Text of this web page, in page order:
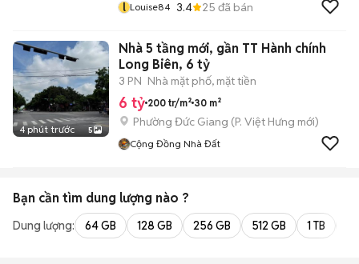
l Louise84 3.4 25 đã bán
4 phút trước 5
Nhà 5 tầng mới, gần TT Hành chính
Long Biên, 6 tỷ
3 PN Nhà mặt phố, mặt tiền
6 tỷ 200 tr/m² 30 m²
Phường Đức Giang (P. Việt Hưng mới)
Cộng Đồng Nhà Đất
Bạn cần tìm dung lượng nào ?
Dung lượng: 64 GB 128 GB 256 GB 512 GB 1 TB